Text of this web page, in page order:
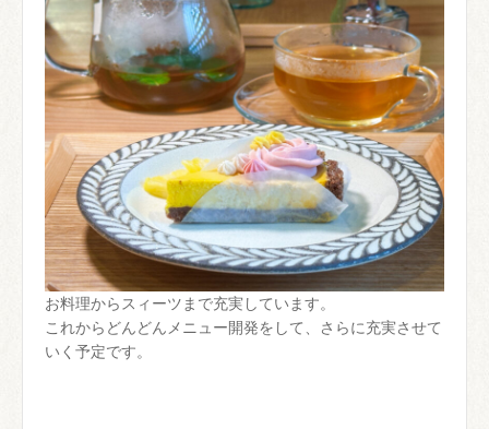
お料理からスィーツまで充実しています。
これからどんどんメニュー開発をして、さらに充実させて
いく予定です。